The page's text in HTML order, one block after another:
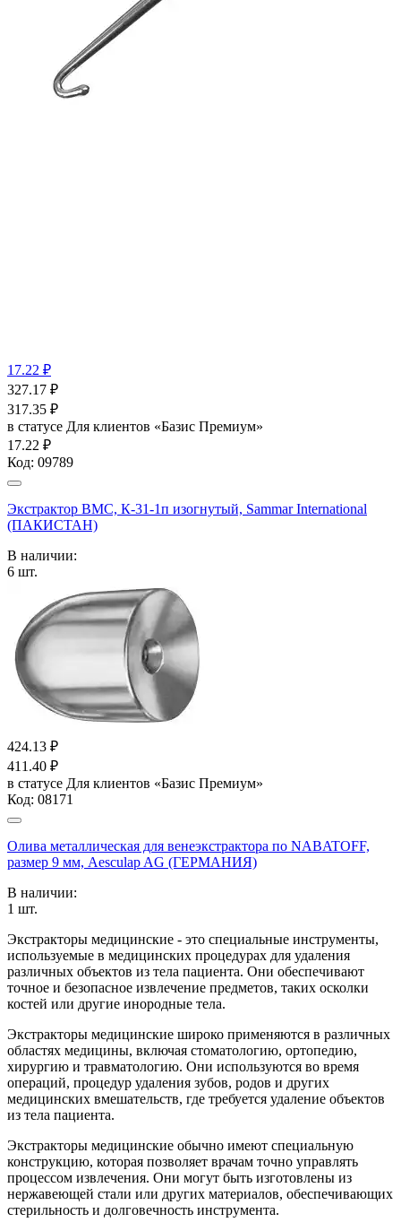
17.22 ₽
327.17 ₽
317.35 ₽
в статусе Для клиентов «Базис Премиум»
17.22 ₽
Код: 09789
Экстрактор ВМС, К-31-1п изогнутый, Sammar International
(ПАКИСТАН)
В наличии:
6 шт.
424.13 ₽
411.40 ₽
в статусе Для клиентов «Базис Премиум»
Код: 08171
Олива металлическая для венеэкстрактора по NABATOFF,
размер 9 мм, Aesculap AG (ГЕРМАНИЯ)
В наличии:
1 шт.
Экстракторы медицинские - это специальные инструменты,
используемые в медицинских процедурах для удаления
различных объектов из тела пациента. Они обеспечивают
точное и безопасное извлечение предметов, таких осколки
костей или другие инородные тела.
Экстракторы медицинские широко применяются в различных
областях медицины, включая стоматологию, ортопедию,
хирургию и травматологию. Они используются во время
операций, процедур удаления зубов, родов и других
медицинских вмешательств, где требуется удаление объектов
из тела пациента.
Экстракторы медицинские обычно имеют специальную
конструкцию, которая позволяет врачам точно управлять
процессом извлечения. Они могут быть изготовлены из
нержавеющей стали или других материалов, обеспечивающих
стерильность и долговечность инструмента.